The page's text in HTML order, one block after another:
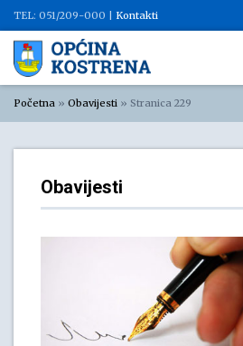
TEL: 051/209-000 | Kontakti
Početna » Obavijesti » Stranica 229
Obavijesti